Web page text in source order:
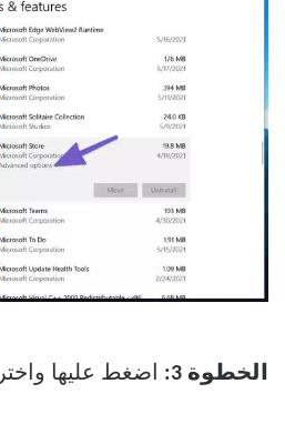
الخطوة 3: اضغط عليها واختر